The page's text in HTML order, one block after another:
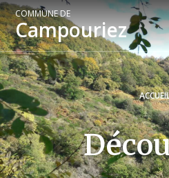
COMMUNE DE
Campouriez